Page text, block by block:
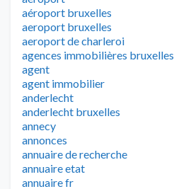
aéroport bruxelles
aeroport bruxelles
aeroport de charleroi
agences immobilières bruxelles
agent
agent immobilier
anderlecht
anderlecht bruxelles
annecy
annonces
annuaire de recherche
annuaire etat
annuaire fr